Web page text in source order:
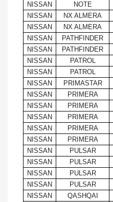
NISSAN
NOTE
NISSAN
NX ALMERA
NISSAN
NX ALMERA
NISSAN
PATHFINDER
NISSAN
PATHFINDER
NISSAN
PATROL
NISSAN
PATROL
NISSAN
PRIMASTAR
NISSAN
PRIMERA
NISSAN
PRIMERA
NISSAN
PRIMERA
NISSAN
PRIMERA
NISSAN
PRIMERA
NISSAN
PULSAR
NISSAN
PULSAR
NISSAN
PULSAR
NISSAN
PULSAR
NISSAN
QASHQAI